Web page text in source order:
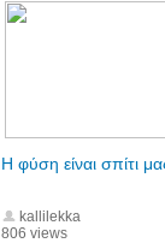
806 views
Η φύση είναι σπίτι
kallilekka